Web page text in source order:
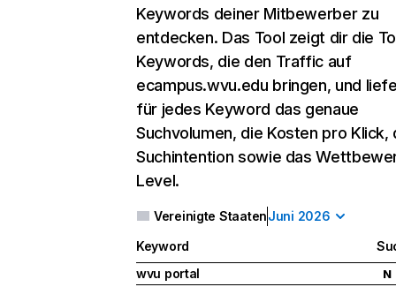
Keywords deiner Mitbewerber zu
entdecken. Das Tool zeigt dir die
Keywords, die den Traffic auf
ecampus.wvu.edu bringen, und
für jedes Keyword das genaue
Suchvolumen, die Kosten pro Klick,
Suchintention sowie das
Level.
Vereinigte StaatenJuni 2026
Keyword
wvu portal
N